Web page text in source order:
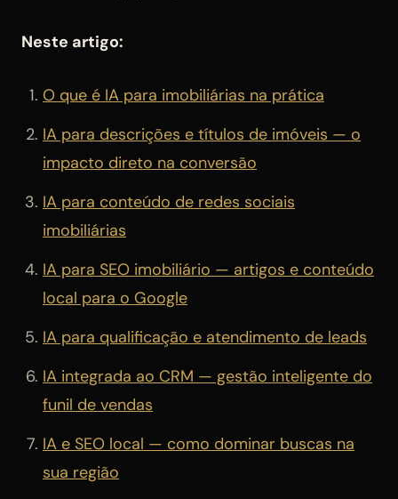
Neste artigo:
O que é IA para imobiliárias na prática
IA para descrições e títulos de imóveis — o
impacto direto na conversão
IA para conteúdo de redes sociais
imobiliárias
IA para SEO imobiliário — artigos e conteúdo
local para o Google
IA para qualificação e atendimento de leads
IA integrada ao CRM — gestão inteligente do
funil de vendas
IA e SEO local — como dominar buscas na
sua região